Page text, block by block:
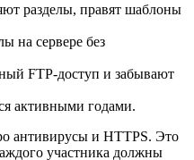
разделы, правят шаблоны
на сервере без
FTP-доступ и забывают
активными годами.
антивирусы и HTTPS. Это
участника должны